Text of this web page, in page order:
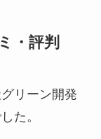
・評判
リーン開発
た。